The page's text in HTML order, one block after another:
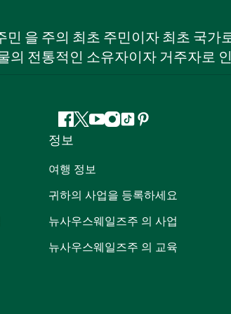
을 주의 최초 주민이자 최초 국가
의 전통적인 소유자이자 거주자로
페
이
지 유 인
램
틱
핀
트
정보
여행 정보
귀하의 사업을 등록하세요
뉴사우스웨일즈주 의 사업
뉴사우스웨일즈주 의 교육